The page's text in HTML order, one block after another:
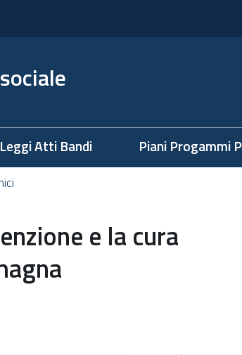
Leggi Atti Bandi Piani Progammi
e la cura